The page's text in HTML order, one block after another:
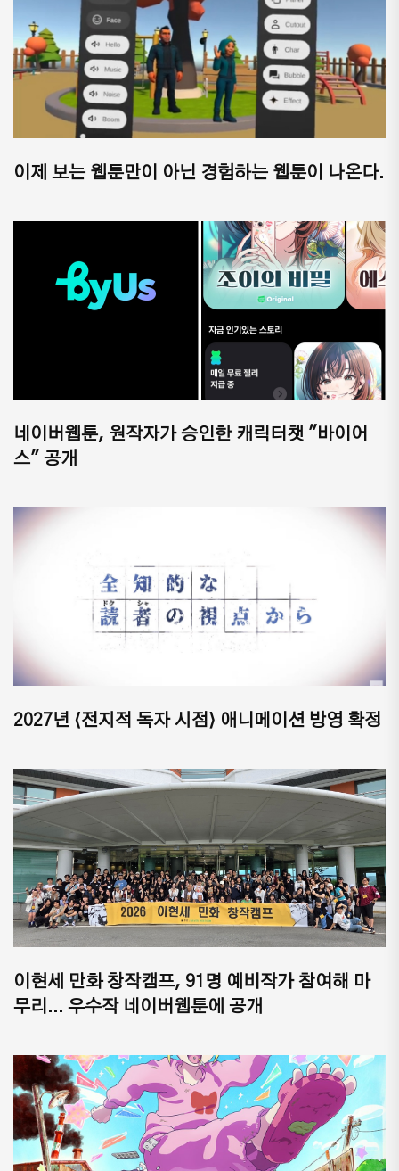
이제 보는 웹툰만이 아닌 경험하는 웹툰이 나온다.
네이버웹툰, 원작자가 승인한 캐릭터챗 "바이어
스" 공개
2027년 ⟨전지적 독자 시점⟩ 애니메이션 방영 확정
이현세 만화 창작캠프, 91명 예비작가 참여해 마
무리... 우수작 네이버웹툰에 공개